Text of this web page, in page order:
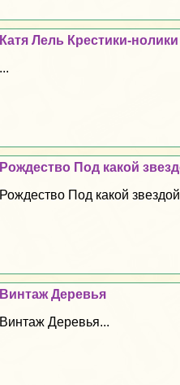
Катя Лель Крестики-нолики
...
Рождество Под какой
Рождество Под какой
Винтаж Деревья
Винтаж Деревья...